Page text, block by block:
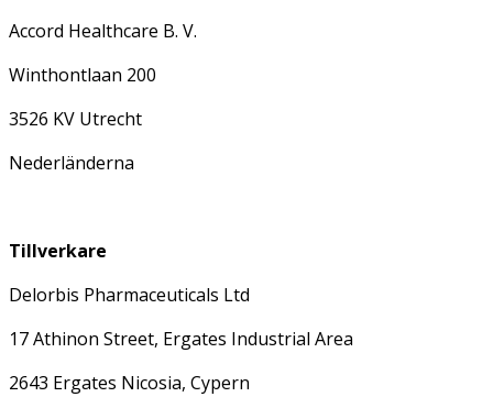
Accord Healthcare B. V.
Winthontlaan 200
3526 KV Utrecht
Nederländerna
Tillverkare
Delorbis Pharmaceuticals Ltd
17 Athinon Street, Ergates Industrial Area
2643 Ergates Nicosia, Cypern